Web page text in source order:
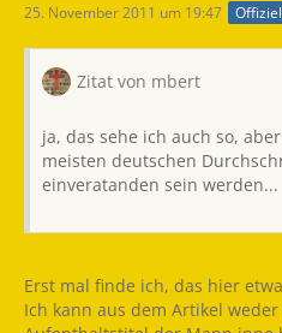
25. November 2011 um 19:47
Zitat von mbert
ja, das sehe ich auch so,
meisten deutschen
einveratanden sein werden...
Erst mal finde ich, das hier
Ich kann aus dem Artikel